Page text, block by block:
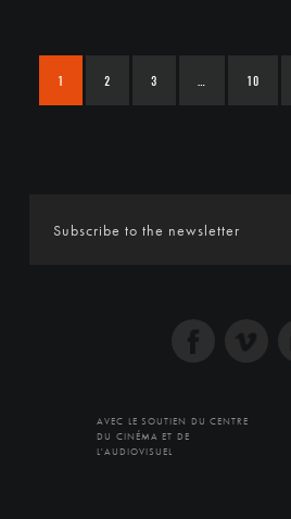
1 2 3 … 10
AVEC LE SOUTIEN DU CENTRE
DU CINÉMA ET DE
L'AUDIOVISUEL